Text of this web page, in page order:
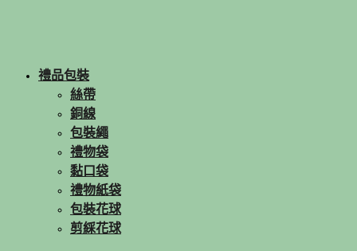
禮品包裝
絲帶
銅線
包裝繩
禮物袋
黏口袋
禮物紙袋
包裝花球
剪綵花球